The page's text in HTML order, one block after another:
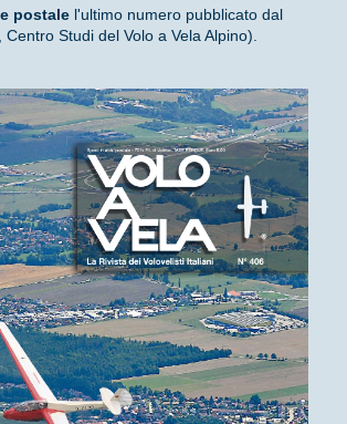
postale l'ultimo numero pubblicato dal
Studi del Volo a Vela Alpino).